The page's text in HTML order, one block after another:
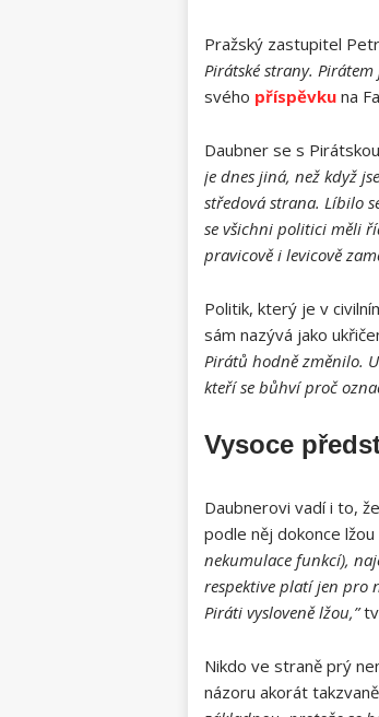
Pražský zastupitel
Pirátské strany.
svého příspěvku na
Daubner se s
je dnes jiná, než když
středová strana. Líbilo
se všichni politici měli
pravicově i levicově
Politik, který je v
sám nazývá jako
Pirátů hodně změnilo.
kteří se bůhví proč
Vysoce
Daubnerovi vadí i to,
podle něj dokonce lžou
nekumulace funkcí),
respektive platí jen pro
Piráti vysloveně lžou,”
Nikdo ve straně prý
názoru akorát